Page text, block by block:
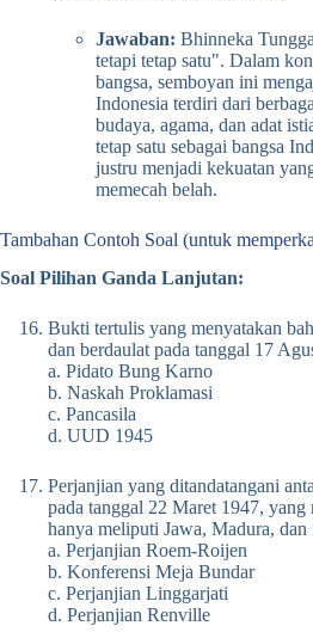
Jawaban: Bhinneka
tetapi tetap satu". Dalam
bangsa, semboyan ini
Indonesia terdiri dari
budaya, agama, dan adat
tetap satu sebagai bangsa
justru menjadi kekuatan
memecah belah.
Tambahan Contoh Soal (untuk
Soal Pilihan Ganda Lanjutan:
Bukti tertulis yang menyatakan
dan berdaulat pada tanggal 17
a. Pidato Bung Karno
b. Naskah Proklamasi
c. Pancasila
d. UUD 1945
Perjanjian yang ditandatangani
pada tanggal 22 Maret 1947,
hanya meliputi Jawa, Madura,
a. Perjanjian Roem-Roijen
b. Konferensi Meja Bundar
c. Perjanjian Linggarjati
d. Perjanjian Renville